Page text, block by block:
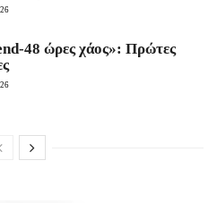
48 ώρες χάος»: Πρώτες